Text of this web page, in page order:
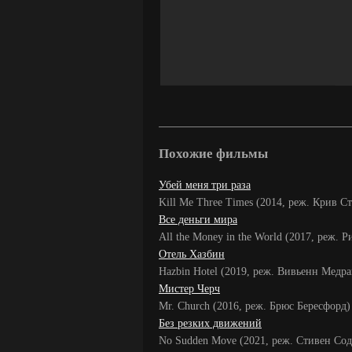
Похожие фильмы
Убей меня три раза
Kill Me Three Times (2014, реж. Крив
Все деньги мира
All the Money in the World (2017, реж.
Отель Хазбин
Hazbin Hotel (2019, реж. Вивьенн
Мистер Черч
Mr. Church (2016, реж. Брюс Бересфорд)
Без резких движений
No Sudden Move (2021, реж. Стивен